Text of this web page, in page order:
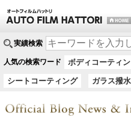
実績検索
人気の検索ワード ボディコーティ
シートコーティング ガラス撥水